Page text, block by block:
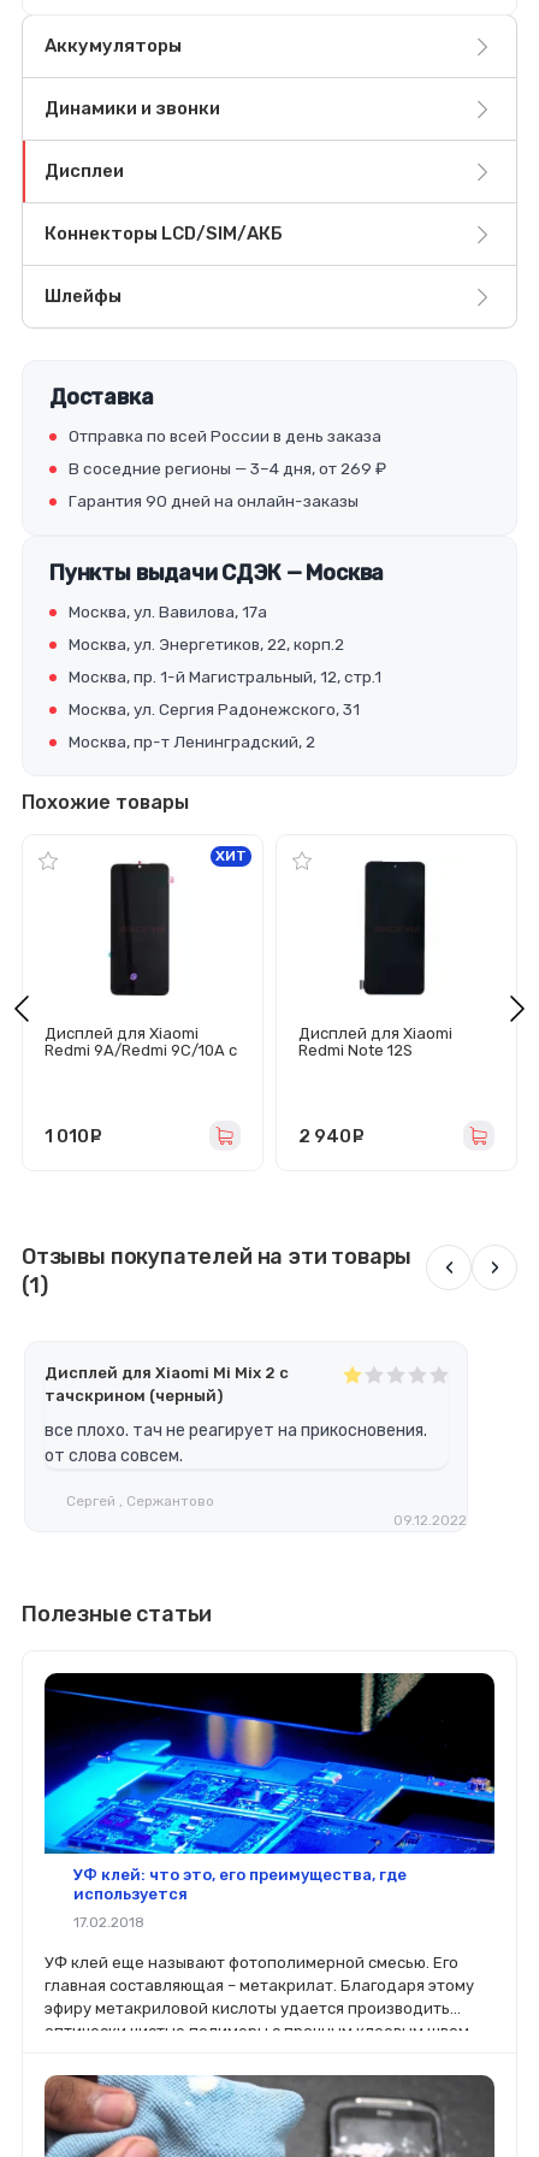
Аккумуляторы
Динамики и звонки
Дисплеи
Коннекторы LCD/SIM/АКБ
Шлейфы
Доставка
Отправка по всей России в день заказа
В соседние регионы — 3–4 дня, от 269 ₽
Гарантия 90 дней на онлайн-заказы
Пункты выдачи СДЭК — Москва
Москва, ул. Вавилова, 17а
Москва, ул. Энергетиков, 22, корп.2
Москва, пр. 1-й Магистральный, 12, стр.1
Москва, ул. Сергия Радонежского, 31
Москва, пр-т Ленинградский, 2
Похожие товары
Дисплей для Xiaomi
Redmi 9A/Redmi 9C/10A с
ХИТ
1 010
Дисплей для Xiaomi
Redmi Note 12S
2 940
Отзывы покупателей на эти товары
(1)
‹ ›
Дисплей для Xiaomi Mi Mix 2 с
тачскрином (черный)
все плохо. тач не реагирует на прикосновения.
от слова совсем.
Сергей , Сержантово
09.12.2022
Полезные статьи
УФ клей: что это, его преимущества, где
используется
17.02.2018
УФ клей еще называют фотополимерной смесью. Его
главная составляющая – метакрилат. Благодаря этому
эфиру метакриловой кислоты удается производить
оптически чистые полимеры с прочным клеевым швом,